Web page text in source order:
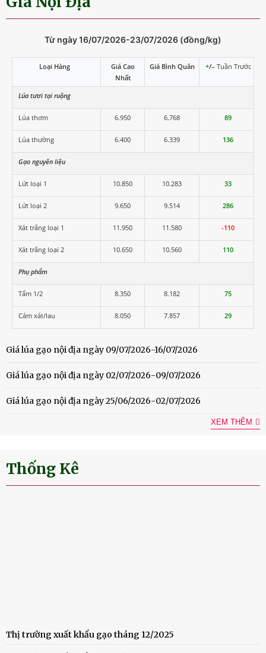
Từ ngày 16/07/2026-23/07/2026 (đồng/kg)
Loại Hàng
Giá Cao
Nhất
Giá Bình Quân +/– Tuần Trước
Lúa tươi tại ruộng
Lúa thơm 6.950 6.768 89
Lúa thường 6.400 6.339 136
Gạo nguyên liệu
Lứt loại 1 10.850 10.283 33
Lứt loại 2 9.650 9.514 286
Xát trắng loại 1 11.950 11.580 -110
Xát trắng loại 2 10.650 10.560 110
Phụ phẩm
Tấm 1/2 8.350 8.182 75
Cám xát/lau 8.050 7.857 29
Giá lúa gạo nội địa ngày 09/07/2026-16/07/2026
Giá lúa gạo nội địa ngày 02/07/2026-09/07/2026
Giá lúa gạo nội địa ngày 25/06/2026-02/07/2026
XEM THÊM
Thống Kê
Thị trường xuất khẩu gạo tháng 12/2025